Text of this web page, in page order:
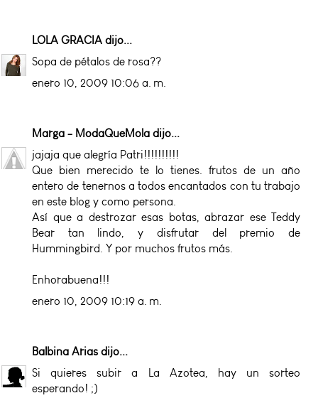
LOLA GRACIA dijo...
Sopa de pétalos de rosa??
enero 10, 2009 10:06 a. m.
Marga - ModaQueMola dijo...
jajaja que alegría Patri!!!!!!!!!!
Que bien merecido te lo tienes. frutos de un año
entero de tenernos a todos encantados con tu trabajo
en este blog y como persona.
Así que a destrozar esas botas, abrazar ese Teddy
Bear tan lindo, y disfrutar del premio de
Hummingbird. Y por muchos frutos más.
Enhorabuena!!!
enero 10, 2009 10:19 a. m.
Balbina Arias dijo...
Si quieres subir a La Azotea, hay un sorteo
esperando! ;)